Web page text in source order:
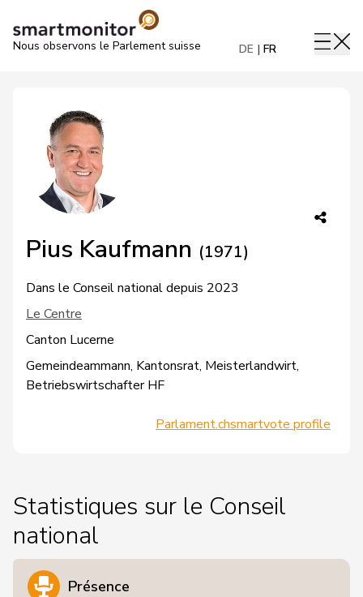
Nous observons le Parlement suisse DE FR
Pius Kaufmann (1971)
Dans le Conseil national depuis 2023
Le Centre
Canton Lucerne
Gemeindeammann, Kantonsrat, Meisterlandwirt,
Betriebswirtschafter HF
Parlament.chsmartvote profile
Statistiques sur le Conseil
national
Présence